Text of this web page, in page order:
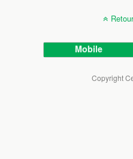
Mobile
Copyright